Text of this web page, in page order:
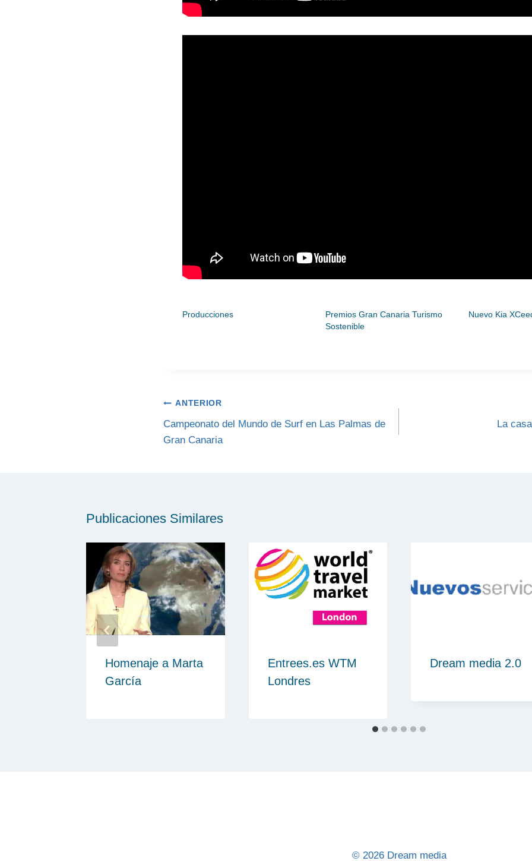
Producciones
Premios Gran Canaria Turismo
Sostenible
Nuevo Kia
Navegación
de
entradas
ANTERIOR
Campeonato del Mundo de Surf en Las Palmas de
Gran Canaria
La
Publicaciones Similares
Homenaje a Marta
García
Entrees.es WTM
Londres
Dream media 2.0
© 2026 Dream media